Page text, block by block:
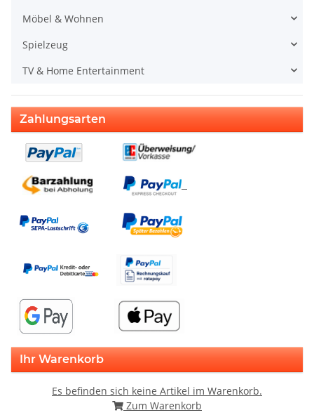
Möbel & Wohnen
Spielzeug
TV & Home Entertainment
Zahlungsarten
Ihr Warenkorb
Es befinden sich keine Artikel im Warenkorb.
Zum Warenkorb